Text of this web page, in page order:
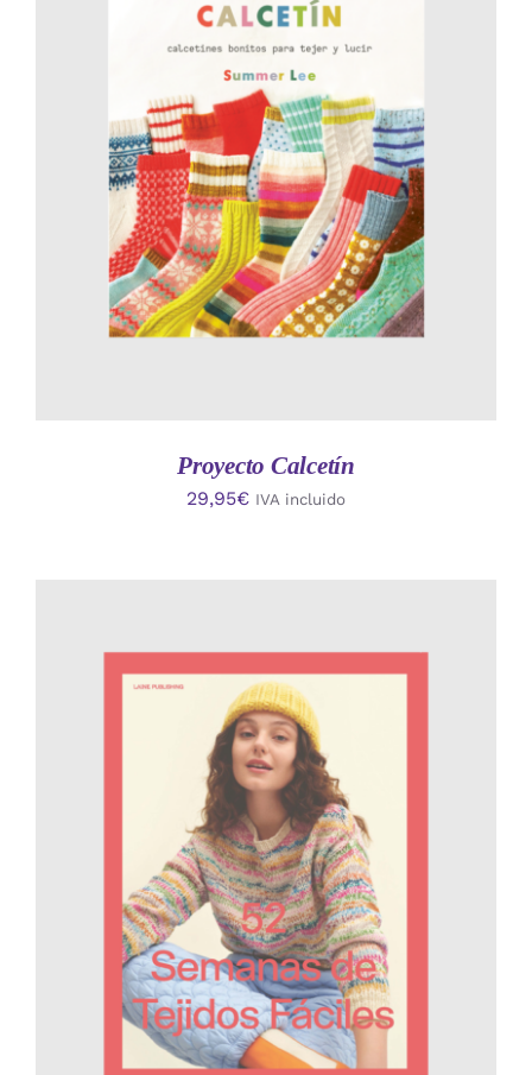
AÑADIR AL CARRITO
/
DETALLES
Proyecto Calcetín
29,95€ IVA incluido
AÑADIR AL CARRITO
/
DETALLES